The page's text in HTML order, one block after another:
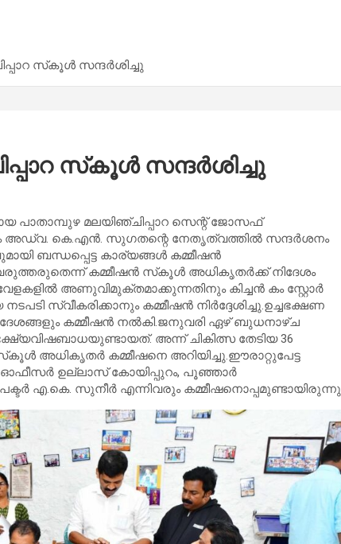
സ്‌കൂൾ സന്ദർശിച്ചു
സ്‌കൂൾ സന്ദർശിച്ചു
പാതാമ്പുഴ മലയിഞ്ചിപ്പാറ സെന്റ് ജോസഫ്
അഡ്വ. കെ.എൻ. സുഗതന്റെ നേതൃത്വത്തിൽ സന്ദർശനം
ബന്ധപ്പെട്ട കാര്യങ്ങൾ കമ്മീഷൻ
വരുത്തരുതെന്ന് കമ്മീഷൻ സ്‌കൂൾ അധികൃതർക്ക് നിദേശം
അണുവിമുക്തമാക്കുന്നതിനും കിച്ചൻ കം സ്റ്റോർ
സ്വീകരിക്കാനും കമ്മീഷൻ നിർദ്ദേശിച്ചു.ഉച്ചഭക്ഷണ
കമ്മീഷൻ നൽകി.ജനുവരി ഏഴ് ബുധനാഴ്ച
അന്ന് ചികിത്സ തേടിയ 36
അധികൃതർ കമ്മീഷനെ അറിയിച്ചു.ഈരാറ്റുപേട്ട
ഓഫീസർ ഉല്ലാസ് കോയിപ്പുറം, പൂഞ്ഞാർ
എ.കെ. സുനീർ എന്നിവരും കമ്മീഷനൊപ്പമുണ്ടായിരുന്നു